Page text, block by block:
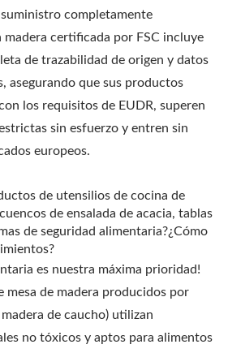
completamente
certificada por FSC incluye
de trazabilidad de origen y datos
asegurando que sus productos
los requisitos de EUDR, superen
sin esfuerzo y entren sin
europeos.
de utensilios de cocina de
de ensalada de acacia, tablas
de seguridad alimentaria?¿Cómo
es nuestra máxima prioridad!
mesa de madera producidos por
de caucho) utilizan
no tóxicos y aptos para alimentos